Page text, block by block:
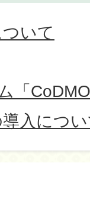
いて
「
入につ